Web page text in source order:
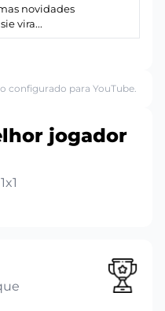
novidades
vira...
configurado para YouTube.
jogador